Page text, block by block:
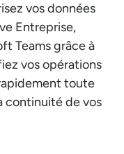
vos données
Entreprise,
Teams grâce à
vos opérations
toute
continuité de vos